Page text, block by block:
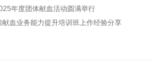
年度团体献血活动圆满举行
血业务能力提升培训班上作经验分享